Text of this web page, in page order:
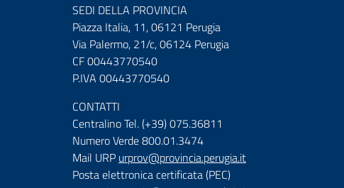
SEDI DELLA PROVINCIA
Piazza Italia, 11, 06121 Perugia
Via Palermo, 21/c, 06124 Perugia
CF 00443770540
P.IVA 00443770540
CONTATTI
Centralino Tel. (+39) 075.36811
Numero Verde 800.01.3474
Mail URP urprov@provincia.perugia.it
Posta elettronica certificata (PEC)